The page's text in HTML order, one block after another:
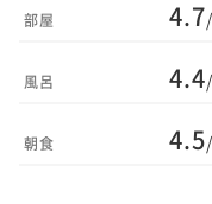
部屋 4.7
風呂 4.4
朝食 4.5